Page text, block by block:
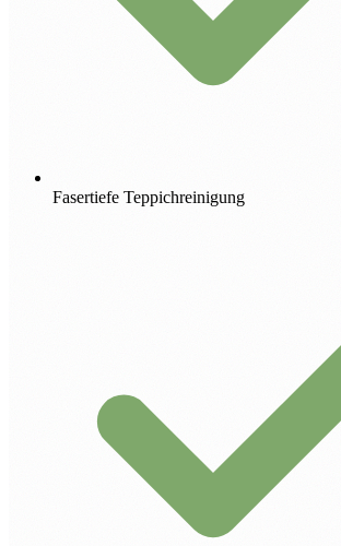
Fasertiefe Teppichreinigung